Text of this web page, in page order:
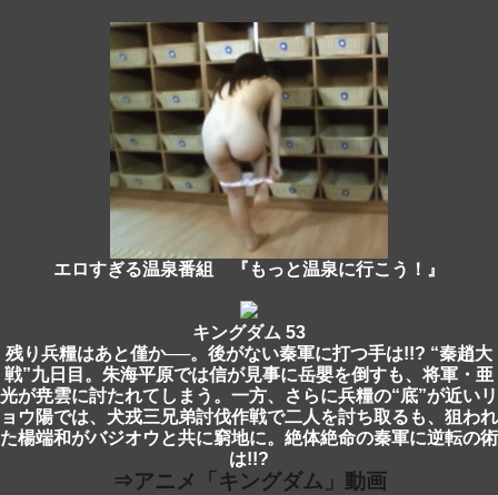
エロすぎる温泉番組 『もっと温泉に行こう！』
キングダム 53
残り兵糧はあと僅か──。後がない秦軍に打つ手は!!? “秦趙大
戦”九日目。朱海平原では信が見事に岳嬰を倒すも、将軍・亜
光が尭雲に討たれてしまう。一方、さらに兵糧の“底”が近いリ
ョウ陽では、犬戎三兄弟討伐作戦で二人を討ち取るも、狙われ
た楊端和がバジオウと共に窮地に。絶体絶命の秦軍に逆転の術
は!!?
⇒アニメ「キングダム」動画